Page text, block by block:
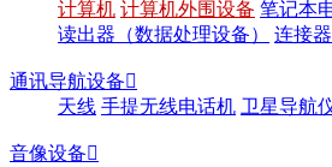
计算机 计算机外围设备 笔记本
读出器（数据处理设备）
连接
通讯导航设备
天线 手提无线电话机 卫星导航
音像设备